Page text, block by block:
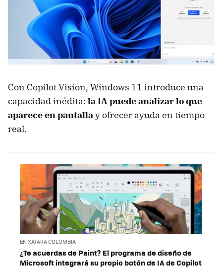
Con Copilot Vision, Windows 11 introduce una
capacidad inédita: la IA puede analizar lo que
aparece en pantallay ofrecer ayuda en tiempo
real.
EN XATAKA COLOMBIA
¿Te acuerdas de Paint? El programa de diseño de
Microsoft integrará su propio botón de IA de Copilot